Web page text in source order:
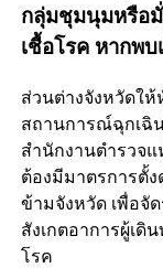
กลุ่มชุมนุมหรือ
เชื้อโรค หากพ
ส่วนต่างจังหวัดใ
สถานการณ์ฉุกเฉิ
สำนักงานตำรวจ
ต้องมีมาตรการตั้
ข้ามจังหวัด เพื่อจัด
สังเกตอาการผู้เดิ
โรค